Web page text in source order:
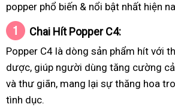
popper phổ biến & nổi bật nhất hiện
Chai Hít Popper C4:
Popper C4 là dòng sản phẩm hít với
dược, giúp người dùng tăng cường
và thư giãn, mang lại sự thăng hoa
tình dục.